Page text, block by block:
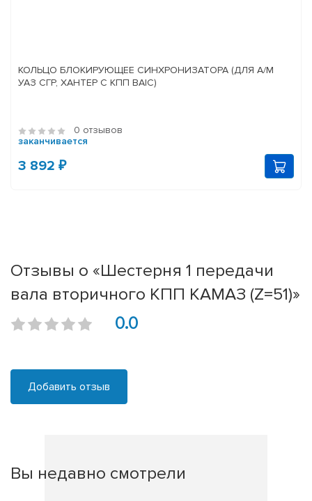
КОЛЬЦО БЛОКИРУЮЩЕЕ СИНХРОНИЗАТОРА (ДЛЯ А/М
УАЗ СГР, ХАНТЕР С КПП BAIC)
0 отзывов
заканчивается
3 892 ₽
Отзывы о «Шестерня 1 передачи
вала вторичного КПП КАМАЗ (Z=51)»
0.0
Добавить отзыв
Вы недавно смотрели